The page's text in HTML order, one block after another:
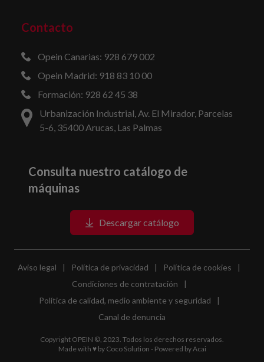
Contacto
Opein Canarias: 928 679 002
Opein Madrid: 918 83 10 00
Formación: 928 62 45 38
Urbanización Industrial, Av. El Mirador, Parcelas
5-6, 35400 Arucas, Las Palmas
Consulta nuestro catálogo de
máquinas
Descargar catálogo
Aviso legal | Política de privacidad | Política de cookies
|
Condiciones de contratación
|
Política de calidad, medio ambiente y seguridad
|
Canal de denuncia
Copyright OPEIN ©, 2023. Todos los derechos reservados.
Made with ♥ by Coco Solution - Powered byAcai